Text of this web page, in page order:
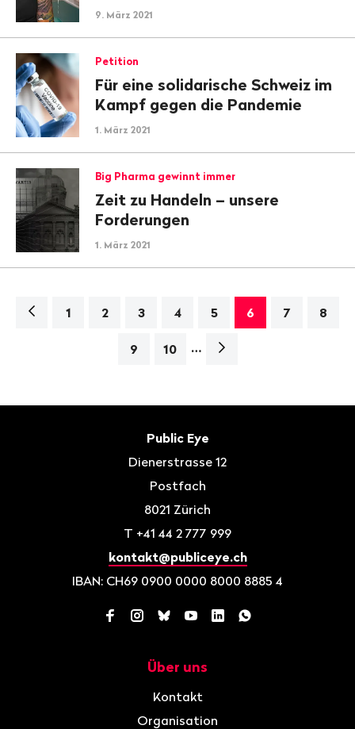
9. März 2021
Petition
Für eine solidarische Schweiz im
Kampf gegen die Pandemie
1. März 2021
Big Pharma gewinnt immer
Zeit zu Handeln – unsere
Forderungen
1. März 2021
Navigation
1 2 3 4 5 6 7 8
9 10 …
Nächste
Public Eye
Dienerstrasse 12
Postfach
8021 Zürich
T +41 44 2 777 999
kontakt@publiceye.ch
IBAN: CH69 0900 0000 8000 8885 4
Facebook
Instagram
BlueskyYouTube
LinkedInWhatsApp
Über uns
Kontakt
Organisation